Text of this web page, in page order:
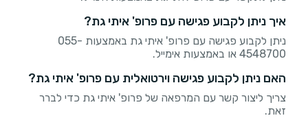
איך ניתן לקבוע פגישה עם פרופ' איתי גת?
ניתן לקבוע פגישה עם פרופ' איתי גת באמצעות 055-
4548700 או באמצעות אימייל.
האם ניתן לקבוע פגישה וירטואלית עם פרופ' איתי גת?
צריך ליצור קשר עם המרפאה של פרופ' איתי גת כדי לברר
זאת.